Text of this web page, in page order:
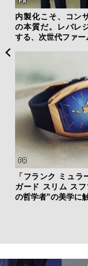
内製化こそ、コン
の本質だ。レバレ
する、次世代ファー
「フランク ミュラ
ガード スリム ス
の哲学者”の美学に